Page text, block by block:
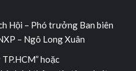
Hội – Phó trưởng Ban biên
– Ngô Long Xuân
hoặc